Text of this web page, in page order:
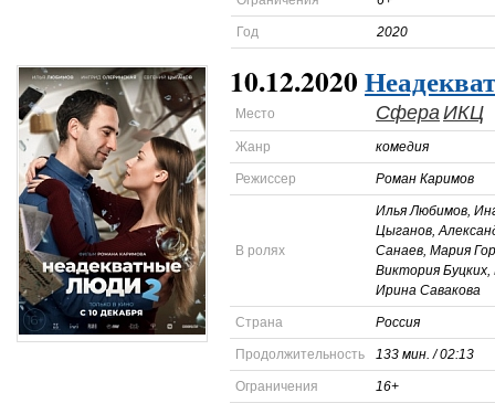
Год 2020
10.12.2020
Место СфераИКЦ
Жанр комедия
Режиссер Роман Каримов
В ролях
Илья Любимов,
Цыганов,
Санаев, Мария
Виктория
Ирина Савакова
Страна Россия
Продолжительность 133 мин. / 02:13
Ограничения 16+